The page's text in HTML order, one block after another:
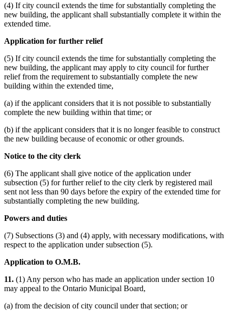
(4) If city council extends the time for substantially completing the
new building, the applicant shall substantially complete it within the
extended time.
Application for further relief
(5) If city council extends the time for substantially completing the
new building, the applicant may apply to city council for further
relief from the requirement to substantially complete the new
building within the extended time,
(a) if the applicant considers that it is not possible to substantially
complete the new building within that time; or
(b) if the applicant considers that it is no longer feasible to construct
the new building because of economic or other grounds.
Notice to the city clerk
(6) The applicant shall give notice of the application under
subsection (5) for further relief to the city clerk by registered mail
sent not less than 90 days before the expiry of the extended time for
substantially completing the new building.
Powers and duties
(7) Subsections (3) and (4) apply, with necessary modifications, with
respect to the application under subsection (5).
Application to O.M.B.
11. (1) Any person who has made an application under section 10
may appeal to the Ontario Municipal Board,
(a) from the decision of city council under that section; or